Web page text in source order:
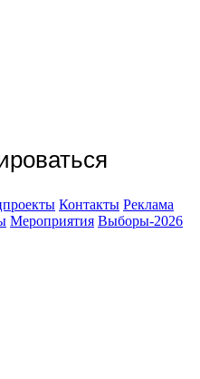
Контакты Реклама
Мероприятия Выборы-2026